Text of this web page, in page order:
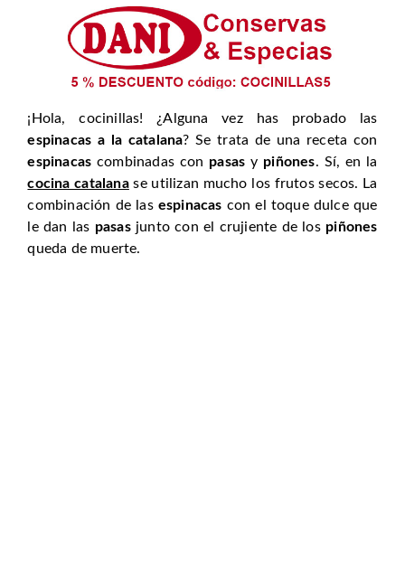
¡Hola, cocinillas! ¿Alguna vez has probado las
espinacas a la catalana? Se trata de una receta con
espinacas combinadas con pasas y piñones. Sí, en la
cocina catalanase utilizan mucho los frutos secos. La
combinación de las espinacas con el toque dulce que
le dan las pasasjunto con el crujiente de los piñones
queda de muerte.